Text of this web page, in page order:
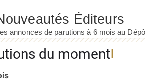
du moment